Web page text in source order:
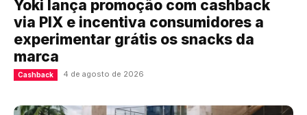
Yoki lança promoção com cashback
via PIX e incentiva consumidores a
experimentar grátis os snacks da
marca
Cashback 4 de agosto de 2026